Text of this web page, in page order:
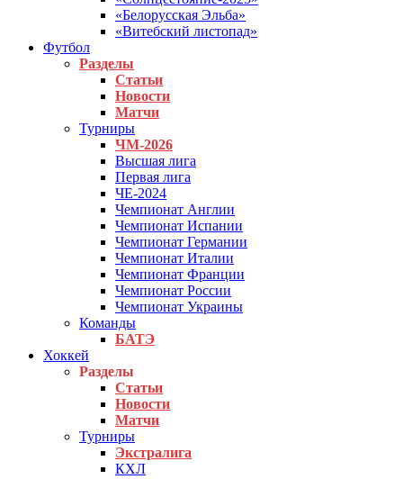
«Белорусская Эльба»
«Витебский листопад»
Футбол
Разделы
Статьи
Новости
Матчи
Турниры
ЧМ-2026
Высшая лига
Первая лига
ЧЕ-2024
Чемпионат Англии
Чемпионат Испании
Чемпионат Германии
Чемпионат Италии
Чемпионат Франции
Чемпионат России
Чемпионат Украины
Команды
БАТЭ
Хоккей
Разделы
Статьи
Новости
Матчи
Турниры
Экстралига
КХЛ